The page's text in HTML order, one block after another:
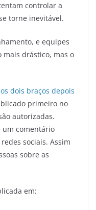
controlar a
torne inevitável.
e equipes
mais drástico, mas o
dois braços depois
primeiro no
autorizadas.
um comentário
sociais. Assim
sobre as
em: